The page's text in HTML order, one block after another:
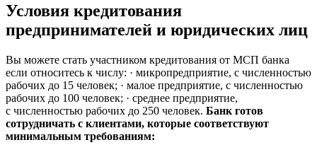
Условия кредитования
предпринимателей и юридических лиц
Вы можете стать участником кредитования от МСП банка
если относитесь к числу: · микропредприятие, с численностью
рабочих до 15 человек; · малое предприятие, с численностью
рабочих до 100 человек; · среднее предприятие,
с численностью рабочих до 250 человек. Банк готов
сотрудничать с клиентами, которые соответствуют
минимальным требованиям: